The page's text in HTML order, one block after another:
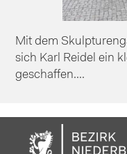
Mit dem
sich Karl Reidel ein
geschaffen....